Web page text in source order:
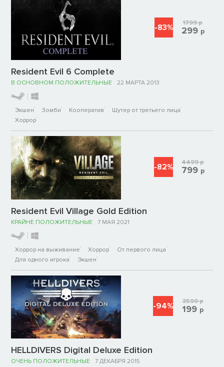
Resident Evil 6 Complete
В ОСНОВНОМ ПОЛОЖИТЕЛЬНЫЕ 22 МАРТА 2013
Экшен Зомби Кооператив
Шутер от третьего лица
Хоррор
-83% 1799р
299 р
Resident Evil Village Gold Edition
КРАЙНЕ ПОЛОЖИТЕЛЬНЫЕ 7 МАЯ 2021
Хоррор на выживание Хоррор
От первого лица
Для одного игрока
Экшен
-82% 4499р
799 р
HELLDIVERS Digital Deluxe Edition
ОЧЕНЬ ПОЛОЖИТЕЛЬНЫЕ 7 ДЕКАБРЯ 2015
-94% 3599р
199 р